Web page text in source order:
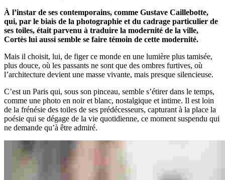
À l’instar de ses contemporains, comme Gustave Caillebotte,
qui, par le biais de la photographie et du cadrage particulier de
ses toiles, était parvenu à traduire la modernité de la ville,
Cortès lui aussi semble se faire témoin de cette modernité.
Mais il choisit, lui, de figer ce monde en une lumière plus tamisée,
plus douce, où les passants ne sont que des ombres furtives, où
l’architecture devient une masse vivante, mais presque silencieuse.
C’est un Paris qui, sous son pinceau, semble s’étirer dans le temps,
comme une photo en noir et blanc, nostalgique et intime. Il est loin
de la frénésie des toiles de ses prédécesseurs, capturant à la place la
poésie qui se dégage de la vie quotidienne, ce moment suspendu qui
ne demande qu’à être admiré.